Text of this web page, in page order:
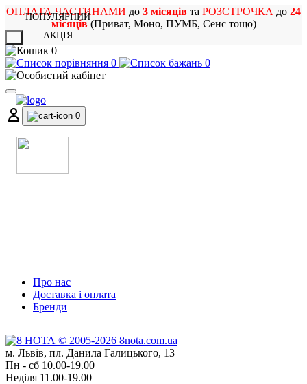
ОПЛАТА ЧАСТИНАМИ до 3 місяців та РОЗСТРОЧКА до 24
місяців(Приват, Моно, ПУМБ, Сенс тощо)
0
0
0
0
Про нас
Доставка і оплата
Бренди
м. Львів, пл. Данила Галицького, 13
Пн - сб 10.00-19.00
Неділя 11.00-19.00
ПОПУЛЯРНИЙ
АКЦІЯ